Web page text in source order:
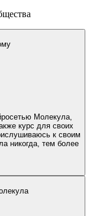
Молекула,
курс для своих
к своим
никогда, тем более